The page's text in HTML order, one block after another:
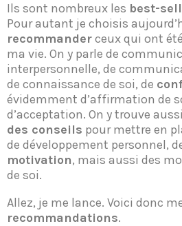
Ils sont nombreux les best-
Pour autant je choisis
recommanderceux qui ont
ma vie. On y parle de
interpersonnelle, de
de connaissance de soi, de
évidemment d’affirmation de
d’acceptation. On y trouve
des conseils pour mettre en
de développement personnel,
motivation, mais aussi des
de soi.
Allez, je me lance. Voici donc
recommandations.